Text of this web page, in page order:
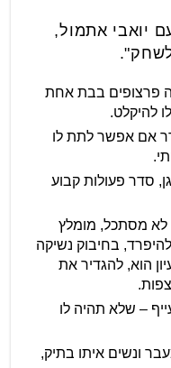
יואבי אתמול,
פרצופים בבת אחת
להיקלט.
אם אפשר לתת לו
סדר פעולות קבוע
לא מסתכל, מומלץ
בחיבוק נשיקה
הוא, להגדיר את
– שלא תהיה לו
ונשים איתו בתיק,